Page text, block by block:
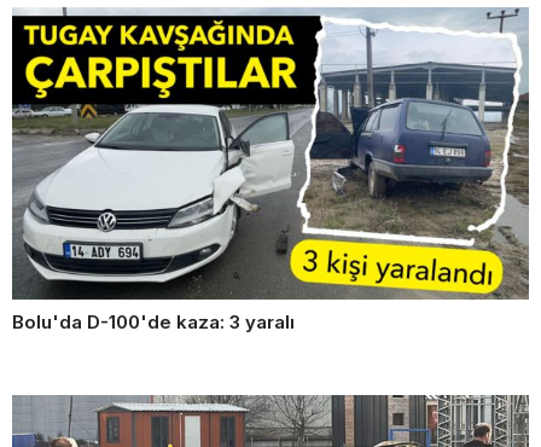
Bolu'da D-100'de kaza: 3 yaralı